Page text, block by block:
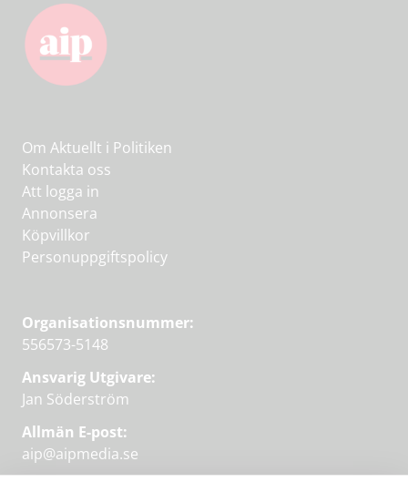
Om Aktuellt i Politiken
Kontakta oss
Att logga in
Annonsera
Köpvillkor
Personuppgiftspolicy
Organisationsnummer:
556573-5148
Ansvarig Utgivare:
Jan Söderström
Allmän E-post:
aip@aipmedia.se